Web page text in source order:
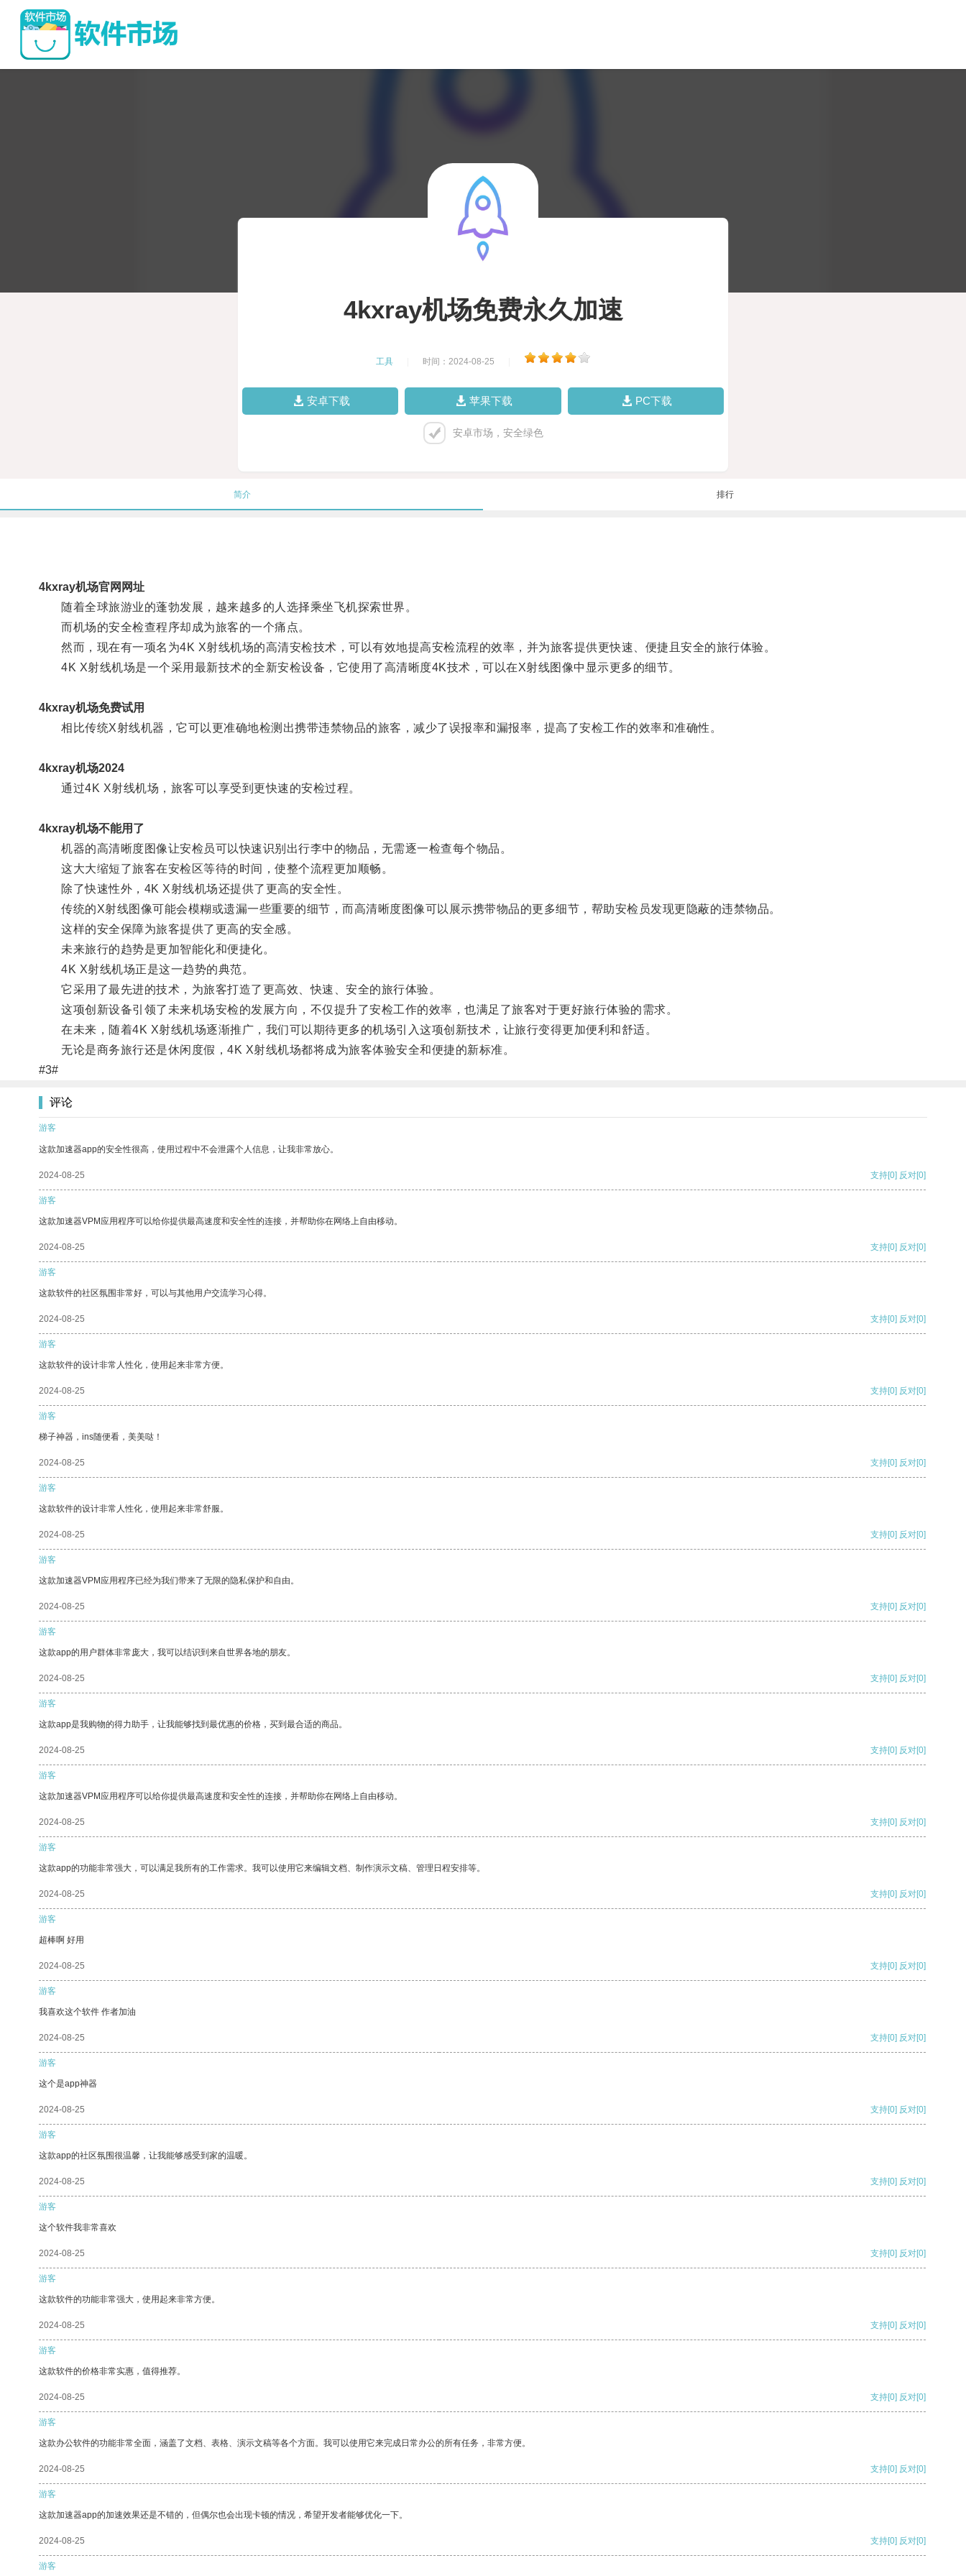
4kxray机场免费永久加速
工具 时间：2024-08-25
安卓下载 苹果下载 PC下载
安卓市场，安全绿色
简介 排行
4kxray机场官网网址
随着全球旅游业的蓬勃发展，越来越多的人选择乘坐飞机探索世界。
而机场的安全检查程序却成为旅客的一个痛点。
然而，现在有一项名为4K X射线机场的高清安检技术，可以有效地提高安检流程的效率，并为旅客提供更快速、便捷且安全的旅行体验。
4K X射线机场是一个采用最新技术的全新安检设备，它使用了高清晰度4K技术，可以在X射线图像中显示更多的细节。
4kxray机场免费试用
相比传统X射线机器，它可以更准确地检测出携带违禁物品的旅客，减少了误报率和漏报率，提高了安检工作的效率和准确性。
4kxray机场2024
通过4K X射线机场，旅客可以享受到更快速的安检过程。
4kxray机场不能用了
机器的高清晰度图像让安检员可以快速识别出行李中的物品，无需逐一检查每个物品。
这大大缩短了旅客在安检区等待的时间，使整个流程更加顺畅。
除了快速性外，4K X射线机场还提供了更高的安全性。
传统的X射线图像可能会模糊或遗漏一些重要的细节，而高清晰度图像可以展示携带物品的更多细节，帮助安检员发现更隐蔽的违禁物品。
这样的安全保障为旅客提供了更高的安全感。
未来旅行的趋势是更加智能化和便捷化。
4K X射线机场正是这一趋势的典范。
它采用了最先进的技术，为旅客打造了更高效、快速、安全的旅行体验。
这项创新设备引领了未来机场安检的发展方向，不仅提升了安检工作的效率，也满足了旅客对于更好旅行体验的需求。
在未来，随着4K X射线机场逐渐推广，我们可以期待更多的机场引入这项创新技术，让旅行变得更加便利和舒适。
无论是商务旅行还是休闲度假，4K X射线机场都将成为旅客体验安全和便捷的新标准。
#3#
评论
游客
这款加速器app的安全性很高，使用过程中不会泄露个人信息，让我非常放心。
2024-08-25 支持[0] 反对[0]
游客
这款加速器VPM应用程序可以给你提供最高速度和安全性的连接，并帮助你在网络上自由移动。
2024-08-25 支持[0] 反对[0]
游客
这款软件的社区氛围非常好，可以与其他用户交流学习心得。
2024-08-25 支持[0] 反对[0]
游客
这款软件的设计非常人性化，使用起来非常方便。
2024-08-25 支持[0] 反对[0]
游客
梯子神器，ins随便看，美美哒！
2024-08-25 支持[0] 反对[0]
游客
这款软件的设计非常人性化，使用起来非常舒服。
2024-08-25 支持[0] 反对[0]
游客
这款加速器VPM应用程序已经为我们带来了无限的隐私保护和自由。
2024-08-25 支持[0] 反对[0]
游客
这款app的用户群体非常庞大，我可以结识到来自世界各地的朋友。
2024-08-25 支持[0] 反对[0]
游客
这款app是我购物的得力助手，让我能够找到最优惠的价格，买到最合适的商品。
2024-08-25 支持[0] 反对[0]
游客
这款加速器VPM应用程序可以给你提供最高速度和安全性的连接，并帮助你在网络上自由移动。
2024-08-25 支持[0] 反对[0]
游客
这款app的功能非常强大，可以满足我所有的工作需求。我可以使用它来编辑文档、制作演示文稿、管理日程安排等。
2024-08-25 支持[0] 反对[0]
游客
超棒啊 好用
2024-08-25 支持[0] 反对[0]
游客
我喜欢这个软件 作者加油
2024-08-25 支持[0] 反对[0]
游客
这个是app神器
2024-08-25 支持[0] 反对[0]
游客
这款app的社区氛围很温馨，让我能够感受到家的温暖。
2024-08-25 支持[0] 反对[0]
游客
这个软件我非常喜欢
2024-08-25 支持[0] 反对[0]
游客
这款软件的功能非常强大，使用起来非常方便。
2024-08-25 支持[0] 反对[0]
游客
这款软件的价格非常实惠，值得推荐。
2024-08-25 支持[0] 反对[0]
游客
这款办公软件的功能非常全面，涵盖了文档、表格、演示文稿等各个方面。我可以使用它来完成日常办公的所有任务，非常方便。
2024-08-25 支持[0] 反对[0]
游客
这款加速器app的加速效果还是不错的，但偶尔也会出现卡顿的情况，希望开发者能够优化一下。
2024-08-25 支持[0] 反对[0]
游客